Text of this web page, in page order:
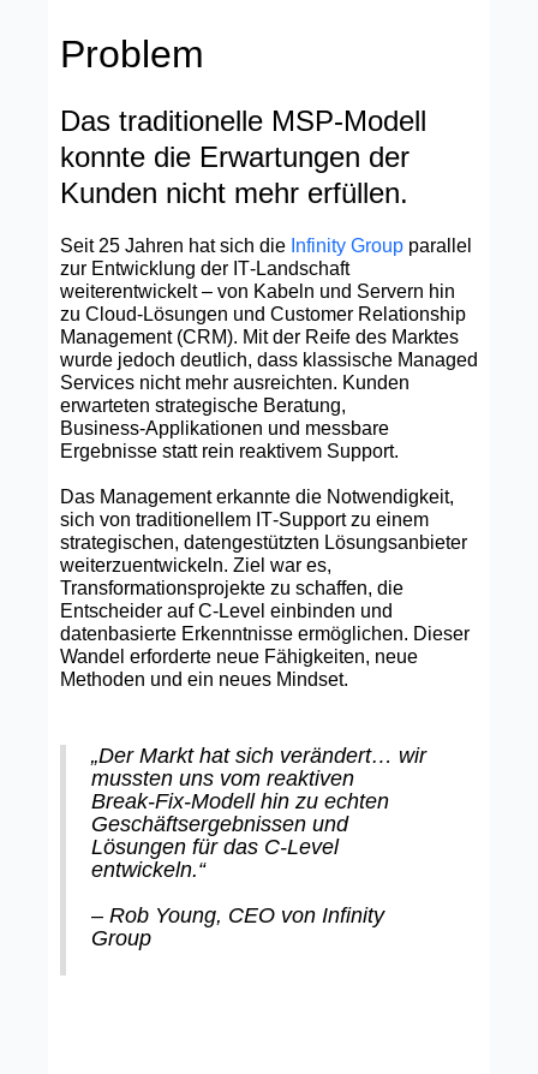
Problem
Das traditionelle MSP‑Modell
konnte die Erwartungen der
Kunden nicht mehr erfüllen.
Seit 25 Jahren hat sich die Infinity Group parallel
zur Entwicklung der IT‑Landschaft
weiterentwickelt – von Kabeln und Servern hin
zu Cloud‑Lösungen und Customer Relationship
Management (CRM). Mit der Reife des Marktes
wurde jedoch deutlich, dass klassische Managed
Services nicht mehr ausreichten. Kunden
erwarteten strategische Beratung,
Business‑Applikationen und messbare
Ergebnisse statt rein reaktivem Support.
Das Management erkannte die Notwendigkeit,
sich von traditionellem IT‑Support zu einem
strategischen, datengestützten Lösungsanbieter
weiterzuentwickeln. Ziel war es,
Transformationsprojekte zu schaffen, die
Entscheider auf C‑Level einbinden und
datenbasierte Erkenntnisse ermöglichen. Dieser
Wandel erforderte neue Fähigkeiten, neue
Methoden und ein neues Mindset.
„Der Markt hat sich verändert… wir
mussten uns vom reaktiven
Break‑Fix‑Modell hin zu echten
Geschäftsergebnissen und
Lösungen für das C‑Level
entwickeln.“
– Rob Young, CEO von Infinity
Group